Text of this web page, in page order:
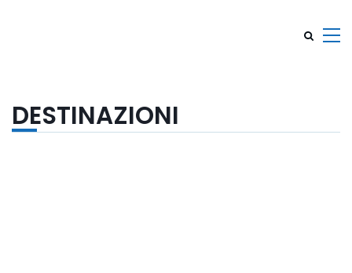
DESTINAZIONI